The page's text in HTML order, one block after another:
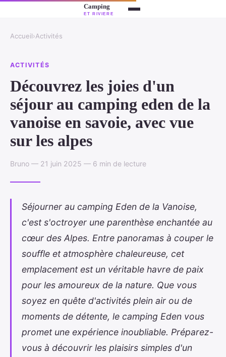
Accueil›Activités
ACTIVITÉS
Découvrez les joies d'un
séjour au camping eden de la
vanoise en savoie, avec vue
sur les alpes
Bruno — 21 juin 2025 — 6 min de lecture
Séjourner au camping Eden de la Vanoise,
c'est s'octroyer une parenthèse enchantée au
cœur des Alpes. Entre panoramas à couper le
souffle et atmosphère chaleureuse, cet
emplacement est un véritable havre de paix
pour les amoureux de la nature. Que vous
soyez en quête d'activités plein air ou de
moments de détente, le camping Eden vous
promet une expérience inoubliable. Préparez-
vous à découvrir les plaisirs simples d'un